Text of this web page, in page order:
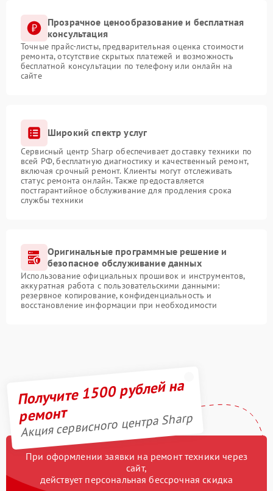
Прозрачное ценообразование и бесплатная
консультация
Точные прайс-листы, предварительная оценка стоимости
ремонта, отсутствие скрытых платежей и возможность
бесплатной консультации по телефону или онлайн на
сайте
Широкий спектр услуг
Сервисный центр Sharp обеспечивает доставку техники по
всей РФ, бесплатную диагностику и качественный ремонт,
включая срочный ремонт. Клиенты могут отслеживать
статус ремонта онлайн. Также предоставляется
постгарантийное обслуживание для продления срока
службы техники
Оригинальные программные решение и
безопасное обслуживание данных
Использование официальных прошивок и инструментов,
аккуратная работа с пользовательскими данными:
резервное копирование, конфиденциальность и
восстановление информации при необходимости
Получите 1500 рублей на
ремонт
Акция сервисного центра Sharp
При оформлении заявки на ремонт техники через
сайт,
действует персональная бессрочная скидка